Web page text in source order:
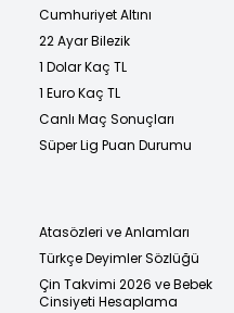
Cumhuriyet Altını
22 Ayar Bilezik
1 Dolar Kaç TL
1 Euro Kaç TL
Canlı Maç Sonuçları
Süper Lig Puan Durumu
Atasözleri ve Anlamları
Türkçe Deyimler Sözlüğü
Çin Takvimi 2026 ve Bebek
Cinsiyeti Hesaplama